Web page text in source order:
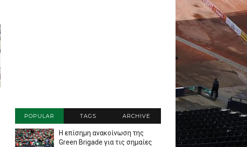
POPULAR TAGS ARCHIVE
Η επίσημη ανακοίνωση της
Green Brigade για τις σημαίες